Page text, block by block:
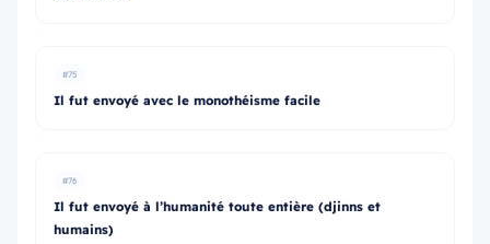
#75
Il fut envoyé avec le monothéisme facile
#76
Il fut envoyé à l’humanité toute entière (djinns et
humains)